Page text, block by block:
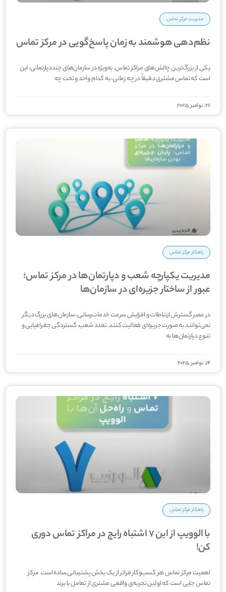
مدیریت مرکز تماس
نظم‌دهی هوشمند به زمان پاسخ‌گویی در مرکز تماس
یکی از بزرگ‌ترین چالش‌های مراکز تماس، به‌ویژه در سازمان‌های چنددپارتمانی، این
است که تماس مشتری دقیقاً در چه زمانی، به کدام واحد و تحت چه
26, نوامبر ,2025
راهکار مرکز تماس
مدیریت یکپارچه شعب و دپارتمان‌ها در مرکز تماس؛
عبور از ساختار جزیره‌ای در سازمان‌ها
در عصر گسترش ارتباطات و افزایش سرعت خدمات‌رسانی، سازمان‌های بزرگ دیگر
نمی‌توانند به صورت جزیره‌ای فعالیت کنند. تعدد شعب، گستردگی جغرافیایی و
تنوع دپارتمان‌ها به
14, نوامبر ,2025
راهکار مرکز تماس
با الوویپ از این 7 اشتباه رایج در مراکز تماس دوری
کن!
اهمیت مرکز تماس هر کسب‌وکار فراتر از یک بخش پشتیبانی ساده است. مرکز
تماس جایی است که اولین تجربه‌ی واقعی مشتری از تعامل با برند